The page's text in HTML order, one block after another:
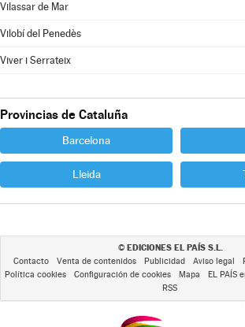
Vilassar de Mar
Vilobí del Penedès
Viver i Serrateix
Provincias de Cataluña
Barcelona
Lleida
© EDICIONES EL PAÍS S.L.
Contacto Venta de contenidos Publicidad Aviso legal
Política cookies
Configuración de cookies Mapa EL PAÍS
RSS